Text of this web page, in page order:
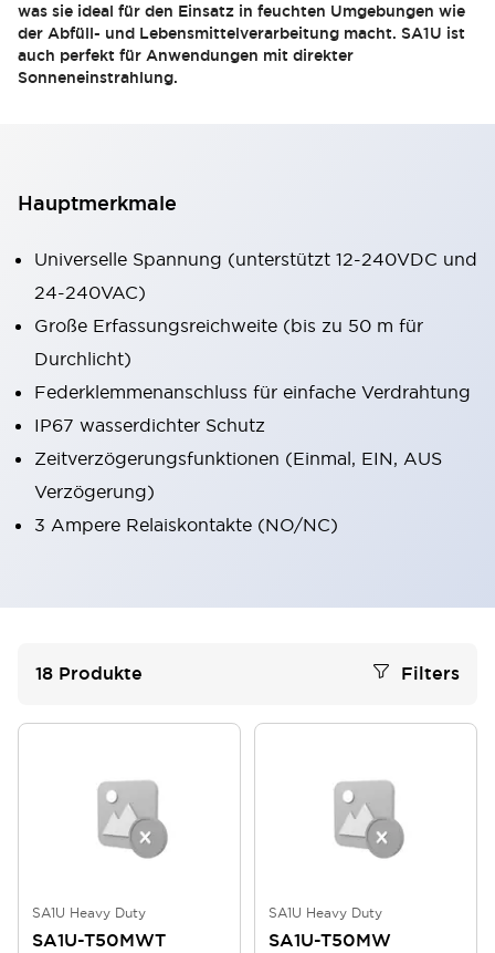
was sie ideal für den Einsatz in feuchten Umgebungen wie
der Abfüll- und Lebensmittelverarbeitung macht. SA1U ist
auch perfekt für Anwendungen mit direkter
Sonneneinstrahlung.
Hauptmerkmale
Universelle Spannung (unterstützt 12-240VDC und
24-240VAC)
Große Erfassungsreichweite (bis zu 50 m für
Durchlicht)
Federklemmenanschluss für einfache Verdrahtung
IP67 wasserdichter Schutz
Zeitverzögerungsfunktionen (Einmal, EIN, AUS
Verzögerung)
3 Ampere Relaiskontakte (NO/NC)
18 Produkte Filters
SA1U Heavy Duty
SA1U-T50MWT
SA1U Heavy Duty
SA1U-T50MW